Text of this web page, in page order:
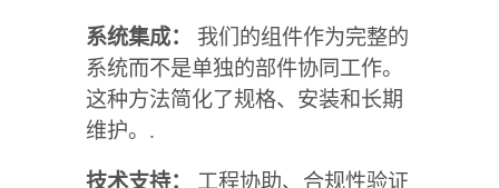
系统集成：
我们的组件作为完整的
系统而不是单独的部件协同工作。
这种方法简化了规格、安装和长期
维护。.
技术支持：
工程协助、合规性验证